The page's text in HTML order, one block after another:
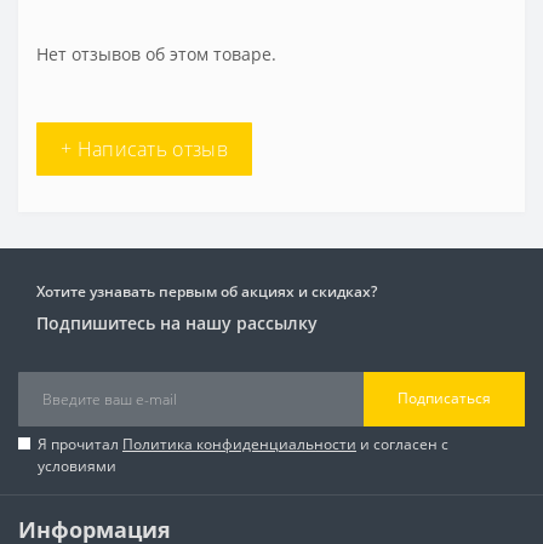
Нет отзывов об этом товаре.
+ Написать отзыв
Хотите узнавать первым об акциях и скидках?
Подпишитесь на нашу рассылку
Подписаться
Я прочитал Политика конфиденциальности и согласен с
условиями
Информация